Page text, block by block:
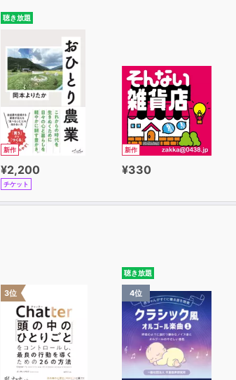
聴き放題
新作
¥2,200
チケット
新作
¥330
3位
聴き放題
4位